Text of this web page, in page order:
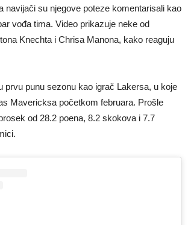
navijači su njegove poteze komentarisali kao
vođa tima. Video prikazuje neke od
Knechta i Chrisa Manona, kako reaguju
prvu punu sezonu kao igrač Lakersa, u koje
Mavericksa početkom februara. Prošle
od 28.2 poena, 8.2 skokova i 7.7